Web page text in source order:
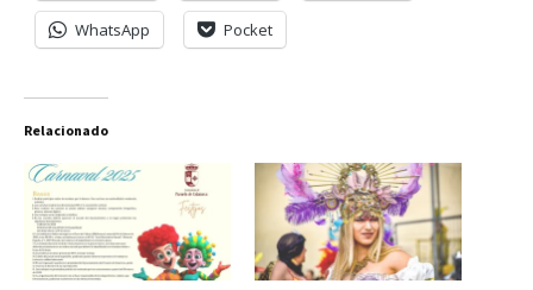
WhatsApp Pocket
Relacionado